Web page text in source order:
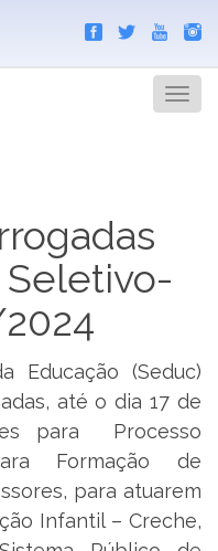
Menu
Seletivo-
Educação (Seduc)
até o dia 17 de
para Processo
Formação de
para atuarem
Infantil – Creche,